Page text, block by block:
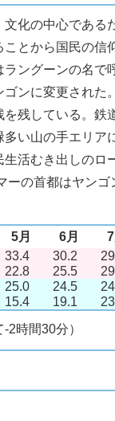
文化の中心である
とから国民の信
ングーンの名で
ンに変更された
残している。鉄
い山の手エリア
活むき出しのロ
ーの首都はヤン
5月 6月
33.4 30.2
22.8 25.5
25.0 24.5
15.4 19.1
2時間30分）